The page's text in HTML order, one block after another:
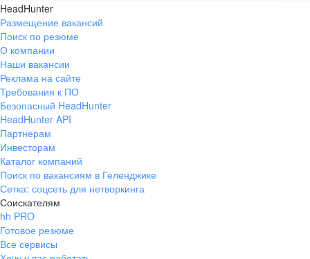
HeadHunter
Размещение вакансий
Поиск по резюме
О компании
Наши вакансии
Реклама на сайте
Требования к ПО
Безопасный HeadHunter
HeadHunter API
Партнерам
Инвесторам
Каталог компаний
Поиск по вакансиям в Геленджике
Сетка: соцсеть для нетворкинга
Соискателям
hh PRO
Готовое резюме
Все сервисы